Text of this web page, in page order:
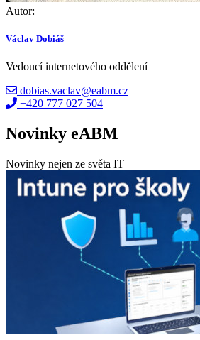
Autor:
Václav Dobiáš
Vedoucí internetového oddělení
dobias.vaclav@eabm.cz
+420 777 027 504
Novinky eABM
Novinky nejen ze světa IT